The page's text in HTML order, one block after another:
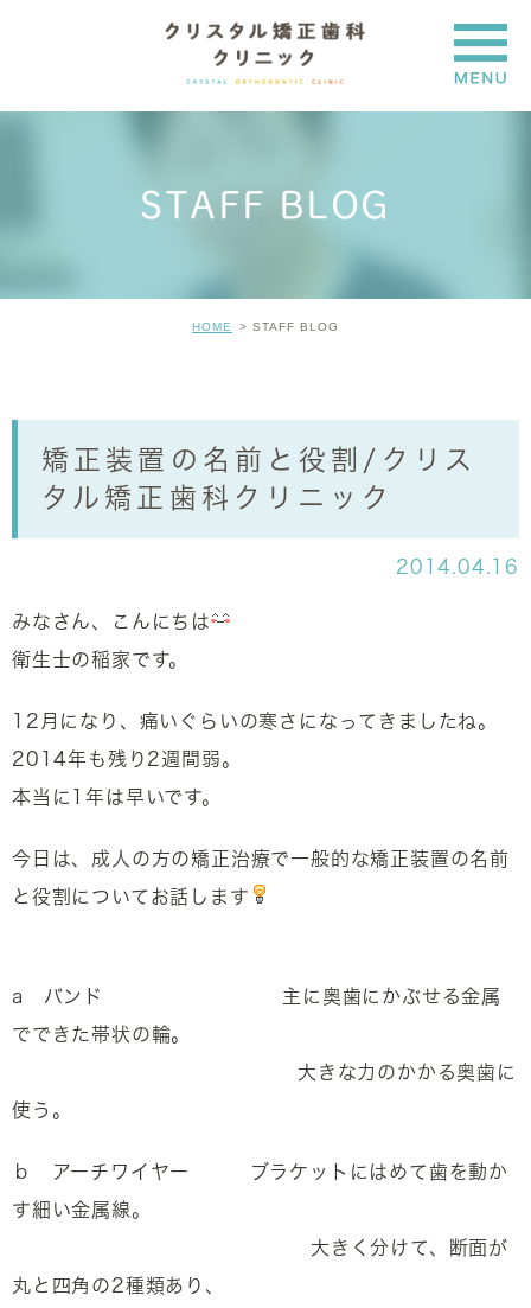
STAFF BLOG
HOME STAFF BLOG
矯正装置の名前と役割/クリス
タル矯正歯科クリニック
2014.04.16
みなさん、こんにちは
衛生士の稲家です。
12月になり、痛いぐらいの寒さになってきましたね。
2014年も残り2週間弱。
本当に1年は早いです。
今日は、成人の方の矯正治療で一般的な矯正装置の名前
と役割についてお話します
a バンド 主に奥歯にかぶせる金属
でできた帯状の輪。
大きな力のかかる奥歯に
使う。
ｂ アーチワイヤー ブラケットにはめて歯を動か
す細い金属線。
大きく分けて、断面が
丸と四角の2種類あり、